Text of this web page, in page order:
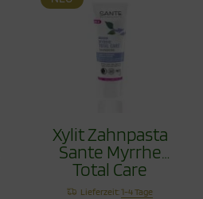
Xylit Zahnpasta
Sante Myrrhe
Total Care
Fluoridfrei 75ml
Lieferzeit:1-4 Tage